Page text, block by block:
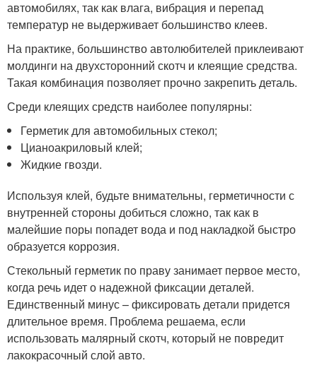
автомобилях, так как влага, вибрация и перепад
температур не выдерживает большинство клеев.
На практике, большинство автолюбителей приклеивают
молдинги на двухсторонний скотч и клеящие средства.
Такая комбинация позволяет прочно закрепить деталь.
Среди клеящих средств наиболее популярны:
Герметик для автомобильных стекол;
Цианоакриловый клей;
Жидкие гвозди.
Используя клей, будьте внимательны, герметичности с
внутренней стороны добиться сложно, так как в
малейшие поры попадет вода и под накладкой быстро
образуется коррозия.
Стекольный герметик по праву занимает первое место,
когда речь идет о надежной фиксации деталей.
Единственный минус – фиксировать детали придется
длительное время. Проблема решаема, если
использовать малярный скотч, который не повредит
лакокрасочный слой авто.